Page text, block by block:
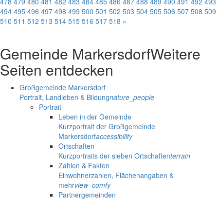
494 495 496 497 498 499 500 501 502 503 504 505 506 507 508 509
510 511 512 513 514 515 516 517 518 »
Gemeinde MarkersdorfWeitere
Seiten entdecken
Großgemeinde Markersdorf
Portrait, Landleben & Bildungnature_people
Portrait
Leben in der Gemeinde
Kurzportrait der Großgemeinde
Markersdorfaccessibility
Ortschaften
Kurzportraits der sieben Ortschaftenterrain
Zahlen & Fakten
Einwohnerzahlen, Flächenangaben &
mehrview_comfy
Partnergemeinden